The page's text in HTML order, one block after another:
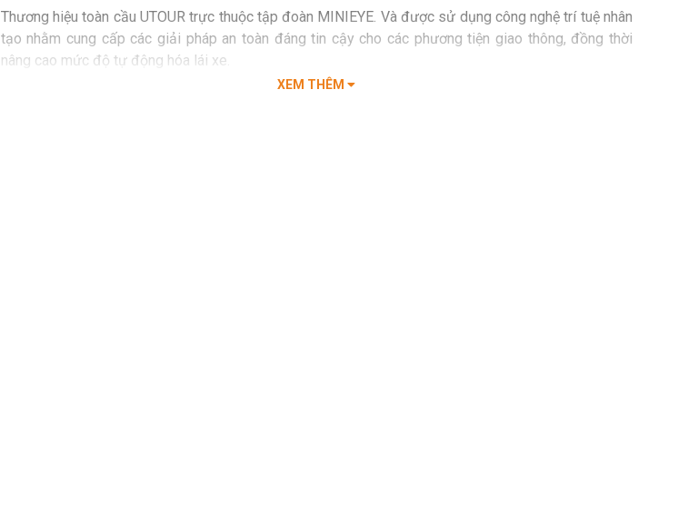
Thương hiệu toàn cầu UTOUR trực thuộc tập đoàn MINIEYE. Và được sử dụng công nghệ trí tuệ nhân
tạo nhằm cung cấp các giải pháp an toàn đáng tin cậy cho các phương tiện giao thông, đồng thời
nâng cao mức độ tự động hóa lái xe.
XEM THÊM